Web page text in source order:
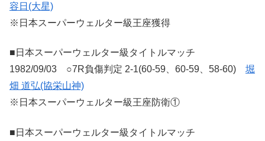
容日(大星)
※日本スーパーウェルター級王座獲得
■日本スーパーウェルター級タイトルマッチ
1982/09/03 ○7R負傷判定 2-1(60-59、60-59、58-60) 堀
畑 道弘(協栄山神)
※日本スーパーウェルター級王座防衛①
■日本スーパーウェルター級タイトルマッチ